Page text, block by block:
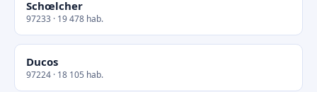
Schœlcher
97233 · 19 478 hab.
Ducos
97224 · 18 105 hab.